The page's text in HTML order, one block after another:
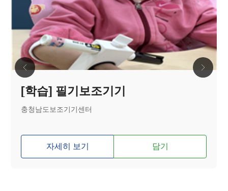
[학습] 필기보조기기
충청남도보조기기센터
자세히 보기 담기